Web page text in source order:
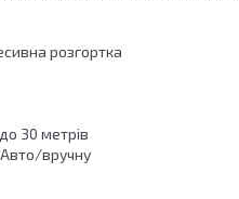
розгортка
30 метрів
Авто/вручну